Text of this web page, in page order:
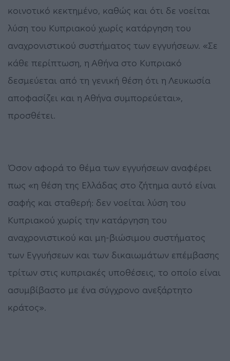
κοινοτικό κεκτημένο, καθώς και ότι δε νοείται
λύση του Κυπριακού χωρίς κατάργηση του
αναχρονιστικού συστήματος των εγγυήσεων. «Σε
κάθε περίπτωση, η Αθήνα στο Κυπριακό
δεσμεύεται από τη γενική θέση ότι η Λευκωσία
αποφασίζει και η Αθήνα συμπορεύεται»,
προσθέτει.
Όσον αφορά το θέμα των εγγυήσεων αναφέρει
πως «η θέση της Ελλάδας στο ζήτημα αυτό είναι
σαφής και σταθερή: δεν νοείται λύση του
Κυπριακού χωρίς την κατάργηση του
αναχρονιστικού και μη-βιώσιμου συστήματος
των Εγγυήσεων και των δικαιωμάτων επέμβασης
τρίτων στις κυπριακές υποθέσεις, το οποίο είναι
ασυμβίβαστο με ένα σύγχρονο ανεξάρτητο
κράτος».